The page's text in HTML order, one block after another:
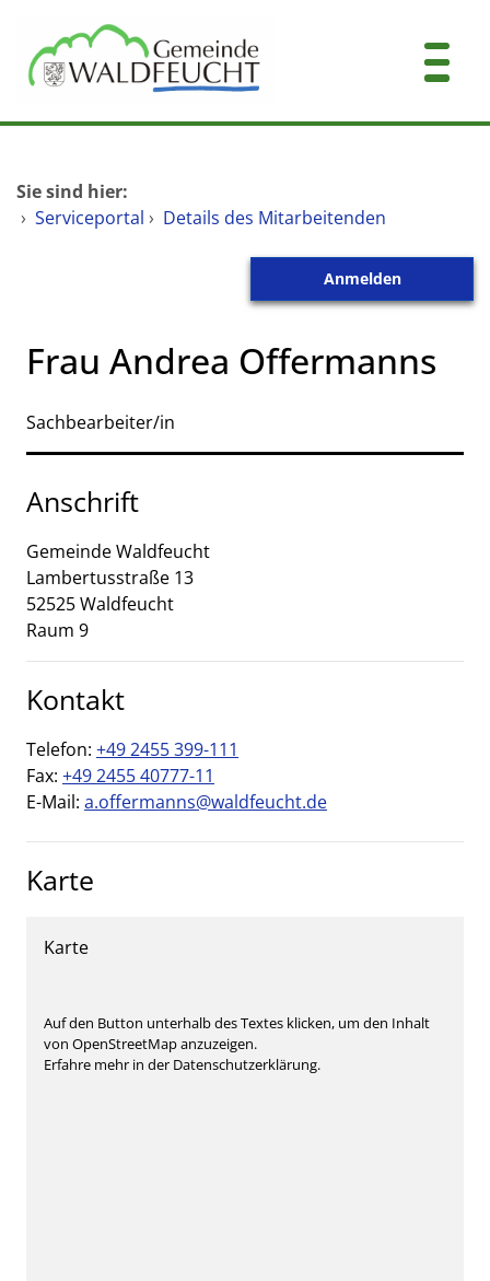
Zum Hauptinhalt springen
Dienstleistungen A-Z
Sie sind hier:
› Serviceportal › Details des Mitarbeitenden
Anmelden
Frau Andrea Offermanns
Sachbearbeiter/in
Anschrift
Gemeinde Waldfeucht
Lambertusstraße 13
52525Waldfeucht
Raum 9
Kontakt
Telefon: +49 2455 399-111
Fax: +49 2455 40777-11
E-Mail: a.offermanns@waldfeucht.de
Karte
Karte
Auf den Button unterhalb des Textes klicken, um den Inhalt
von OpenStreetMap anzuzeigen.
Erfahre mehr in der Datenschutzerklärung.